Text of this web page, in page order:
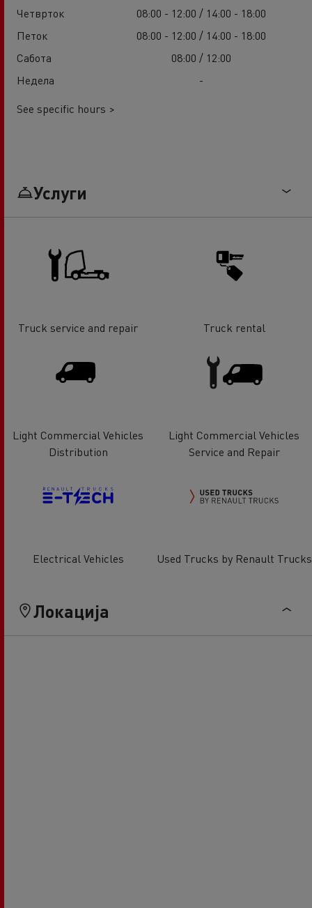
Четврток
08:00 - 12:00 / 14:00 - 18:00
Петок
08:00 - 12:00 / 14:00 - 18:00
Сабота
08:00 / 12:00
Недела
-
See specific hours >
Услуги
Truck service and repair Truck rental
Light Commercial Vehicles
Distribution
Light Commercial Vehicles
Service and Repair
Electrical Vehicles Used Trucks by Renault Trucks
Локација